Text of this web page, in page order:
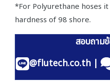
*For Polyurethane hoses
hardness of 98 shore.
สอบถาม
@flutech.co.th|